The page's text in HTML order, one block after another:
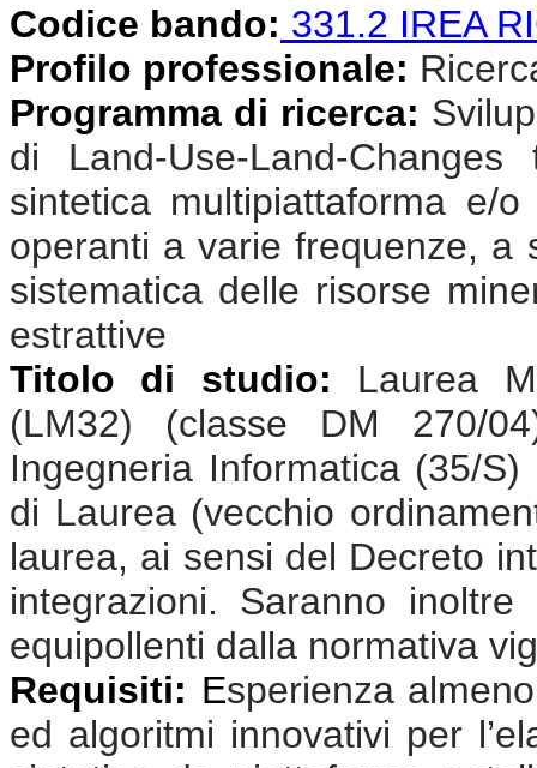
Codice bando: 331.2 IREA
Profilo professionale:
Programma di ricerca:
di Land-Use-Land-
sintetica multipiattaforma e/
operanti a varie frequenze, a
sistematica delle risorse
estrattive
Titolo di studio:
Laurea
(LM32) (classe DM 270/
Ingegneria Informatica (35/
di Laurea (vecchio
laurea, ai sensi del Decreto
integrazioni. Saranno
equipollenti dalla normativa
Requisiti: Esperienza
ed algoritmi innovativi per